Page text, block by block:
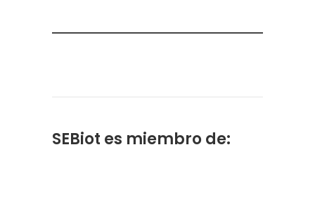
SEBiot es miembro de: